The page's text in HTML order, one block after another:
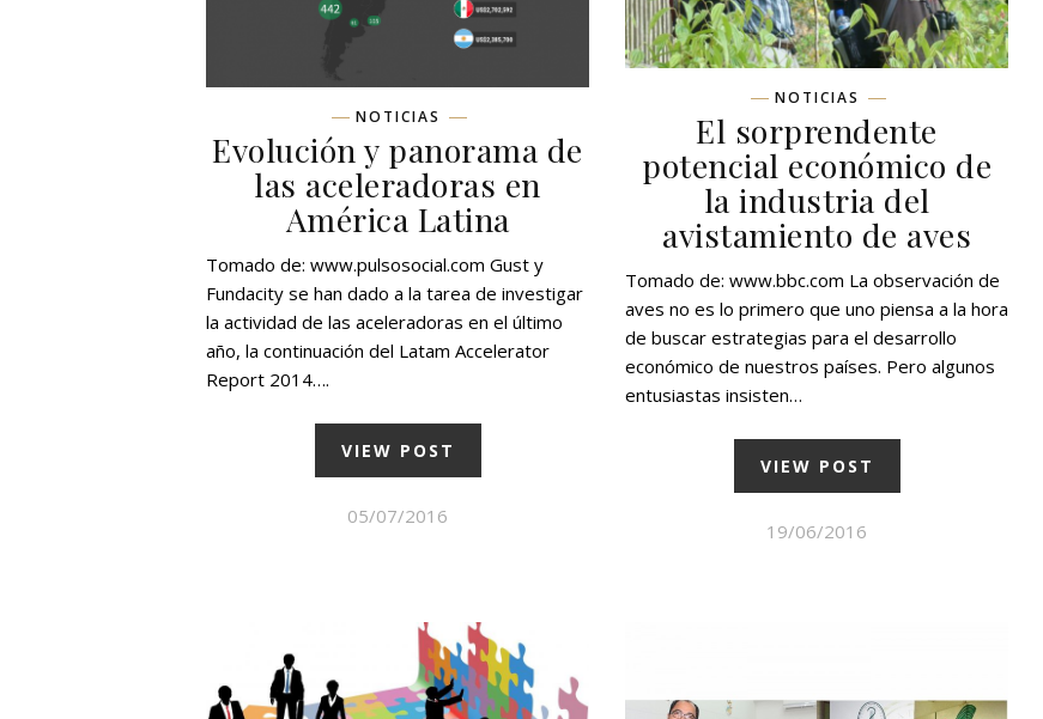
NOTICIAS
Evolución y panorama de
las aceleradoras en
América Latina
Tomado de: www.pulsosocial.com Gust y
Fundacity se han dado a la tarea de investigar
la actividad de las aceleradoras en el último
año, la continuación del Latam Accelerator
Report 2014….
VIEW POST
05/07/2016
NOTICIAS
El sorprendente
potencial económico de
la industria del
avistamiento de aves
Tomado de: www.bbc.com La observación de
aves no es lo primero que uno piensa a la hora
de buscar estrategias para el desarrollo
económico de nuestros países. Pero algunos
entusiastas insisten…
VIEW POST
19/06/2016